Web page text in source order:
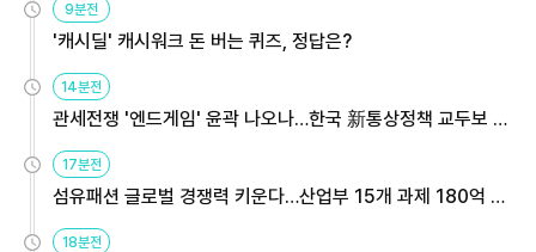
9분전
'캐시딜' 캐시워크 돈 버는 퀴즈, 정답은?
14분전
관세전쟁 '엔드게임' 윤곽 나오나…한국 新통상정책 교두보 활
용해야
17분전
섬유패션 글로벌 경쟁력 키운다…산업부 15개 과제 180억 지
원
18분전